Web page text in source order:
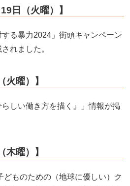
日（火曜）】
る暴力2024」街頭キャンペーン
れました。
火曜）】
しい働き方を描く』」情報が掲
木曜）】
ものための（地球に優しい）ク